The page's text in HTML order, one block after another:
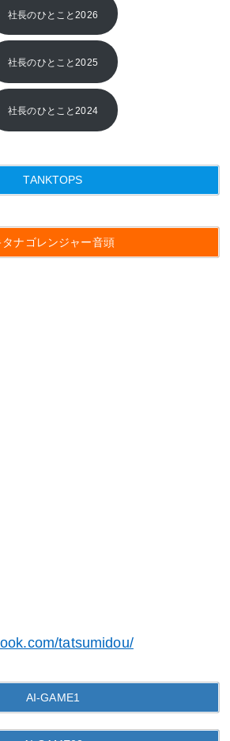
社長のひとこと2026
社長のひとこと2025
社長のひとこと2024
TANKTOPS
タナゴレンジャー音頭
tatsumidou/
AI-GAME1